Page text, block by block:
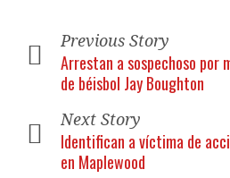
Previous Story
Arrestan a sospechoso por
de béisbol Jay Boughton
Next Story
Identifican a víctima de
en Maplewood